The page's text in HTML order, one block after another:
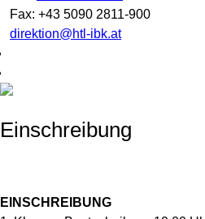
Fax: +43 5090 2811-900
direktion@htl-ibk.at
Einschreibung
EINSCHREIBUNG